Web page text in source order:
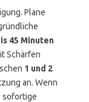
Plane
45 Minuten
Schärfen
1 und 2
an. Wenn
sofortige